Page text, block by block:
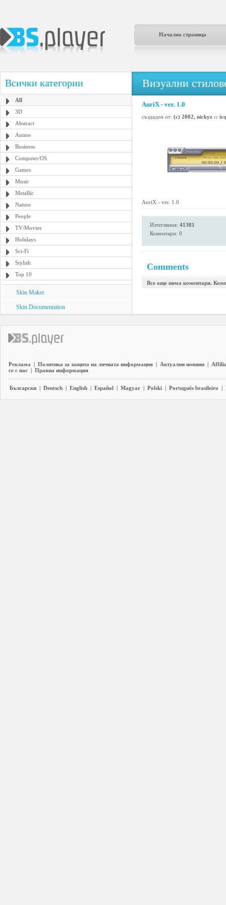
Начална страница
Всички категории
All
3D
Abstract
Anime
Business
Computer/OS
Games
Music
Metallic
Nature
People
TV/Movies
Holidays
Sci-Fi
Stylish
Top 10
Skin Maker
Skin Documentation
Визуални
AuriX - ver. 1.0
създаден от: (c) 2002, nickyz ::
AuriX - ver. 1.0
Изтегляния: 41381
Коментари: 0
Comments
Все още няма коментари.
Реклама | Политика за защита на личната информация | Актуални новини |
се с нас | Правна информация
Български | Deutsch | English | Español | Magyar | Polski | Português brasileiro |